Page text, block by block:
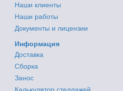
Наши клиенты
Наши работы
Документы и лицензии
Информация
Доставка
Сборка
Занос
Калькулятор стеллажей